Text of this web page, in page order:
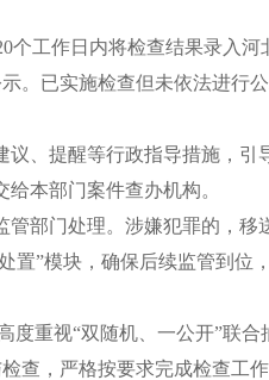
个工作日内将检查结果录入
。已实施检查但未依法进行
、提醒等行政指导措施，引
本部门案件查办机构。
管部门处理。涉嫌犯罪的，移
置”模块，确保后续监管到位
度重视“双随机、一公开”联合
查，严格按要求完成检查工作